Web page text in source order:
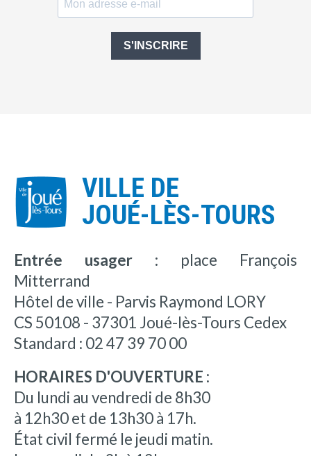
S'INSCRIRE
VILLE DE
JOUÉ-LÈS-TOURS
Entrée usager : place François
Mitterrand
Hôtel de ville - Parvis Raymond LORY
CS 50108 - 37301 Joué-lès-Tours Cedex
Standard : 02 47 39 70 00
HORAIRES D'OUVERTURE :
Du lundi au vendredi de 8h30
à 12h30 et de 13h30 à 17h.
État civil fermé le jeudi matin.